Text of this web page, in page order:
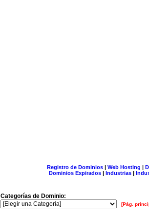
Registro de Dominios| Web Hosting |
Dominios Expirados | Industrias |
Categorías de Dominio:
[Pág.